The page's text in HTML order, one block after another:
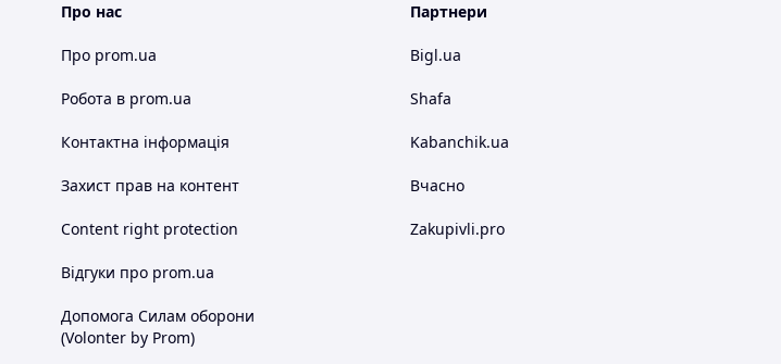
Про нас
Про prom.ua
Робота в prom.ua
Контактна інформація
Захист прав на контент
Content right protection
Відгуки про prom.ua
Допомога Силам оборони
(Volonter by Prom)
Партнери
Bigl.ua
Shafa
Kabanchik.ua
Вчасно
Zakupivli.pro